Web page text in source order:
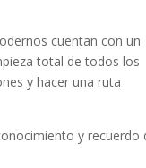
cuentan con un
total de todos los
y hacer una ruta
y recuerdo